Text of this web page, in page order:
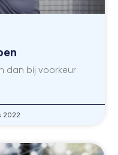
dan bij voorkeur
2022